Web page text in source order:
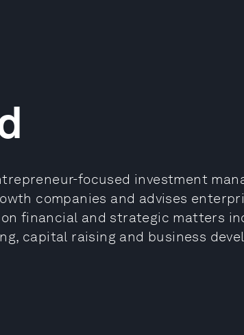
focused investment
companies and advises
financial and strategic matters
capital raising and business